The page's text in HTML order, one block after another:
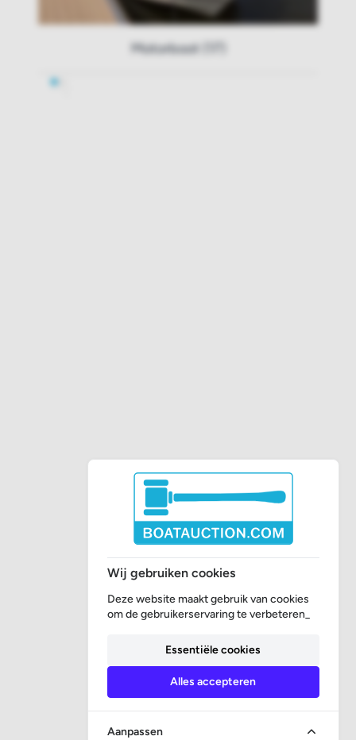
Motorboot (17)
Wij gebruiken cookies
Deze website maakt gebruik van cookies
om de gebruikerservaring te verbeteren_
Essentiële cookies
Alles accepteren
Aanpassen